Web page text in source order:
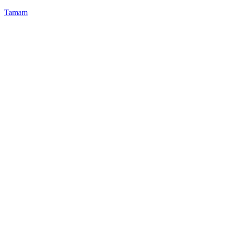
Tamam